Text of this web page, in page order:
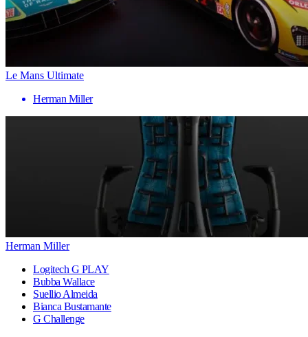
Le Mans Ultimate
Herman Miller
Herman Miller
Logitech G PLAY
Bubba Wallace
Suellio Almeida
Bianca Bustamante
G Challenge